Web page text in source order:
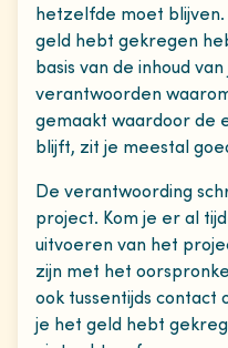
hetzelfde moet
geld hebt gekregen
basis van de inhoud
verantwoorden
gemaakt waardoor de
blijft, zit je meestal
De verantwoording
project. Kom je er al
uitvoeren van het
zijn met het
ook tussentijds contact
je het geld hebt